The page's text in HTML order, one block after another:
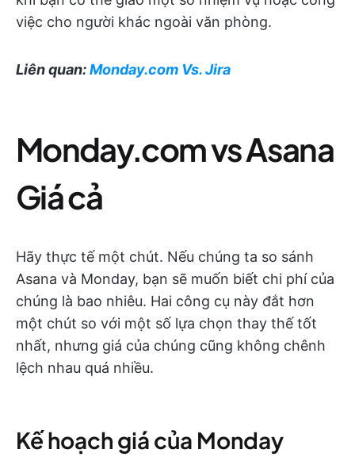
việc cho người khác ngoài văn phòng.
Liên quan:Monday.com Vs. Jira
Monday.com vs Asana
Giá cả
Hãy thực tế một chút. Nếu chúng ta so sánh
Asana và Monday, bạn sẽ muốn biết chi phí của
chúng là bao nhiêu. Hai công cụ này đắt hơn
một chút so với một số lựa chọn thay thế tốt
nhất, nhưng giá của chúng cũng không chênh
lệch nhau quá nhiều.
Kế hoạch giá của Monday